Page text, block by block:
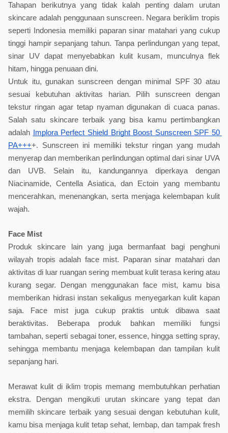
Tahapan berikutnya yang tidak kalah penting dalam urutan
skincare adalah penggunaan sunscreen. Negara beriklim tropis
seperti Indonesia memiliki paparan sinar matahari yang cukup
tinggi hampir sepanjang tahun. Tanpa perlindungan yang tepat,
sinar UV dapat menyebabkan kulit kusam, munculnya flek
hitam, hingga penuaan dini.
Untuk itu, gunakan sunscreen dengan minimal SPF 30 atau
sesuai kebutuhan aktivitas harian. Pilih sunscreen dengan
tekstur ringan agar tetap nyaman digunakan di cuaca panas.
Salah satu skincare terbaik yang bisa kamu pertimbangkan
adalah
Implora Perfect Shield Bright Boost Sunscreen SPF 50
PA++++. Sunscreen ini memiliki tekstur ringan yang mudah
menyerap dan memberikan perlindungan optimal dari sinar UVA
dan UVB. Selain itu, kandungannya diperkaya dengan
Niacinamide, Centella Asiatica, dan Ectoin yang membantu
mencerahkan, menenangkan, serta menjaga kelembapan kulit
wajah.
Face Mist
Produk skincare lain yang juga bermanfaat bagi penghuni
wilayah tropis adalah face mist. Paparan sinar matahari dan
aktivitas di luar ruangan sering membuat kulit terasa kering atau
kurang segar. Dengan menggunakan face mist, kamu bisa
memberikan hidrasi instan sekaligus menyegarkan kulit kapan
saja. Face mist juga cukup praktis untuk dibawa saat
beraktivitas. Beberapa produk bahkan memiliki fungsi
tambahan, seperti sebagai toner, essence, hingga setting spray,
sehingga membantu menjaga kelembapan dan tampilan kulit
sepanjang hari.
Merawat kulit di iklim tropis memang membutuhkan perhatian
ekstra. Dengan mengikuti urutan skincare yang tepat dan
memilih skincare terbaik yang sesuai dengan kebutuhan kulit,
kamu bisa menjaga kulit tetap sehat, lembap, dan tampak fresh